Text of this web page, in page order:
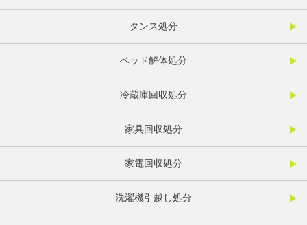
タンス処分
ベッド解体処分
冷蔵庫回収処分
家具回収処分
家電回収処分
洗濯機引越し処分